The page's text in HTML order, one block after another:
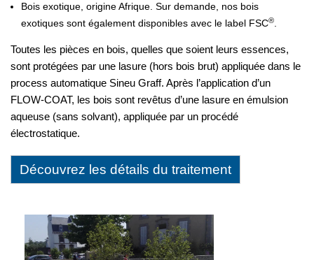
Bois exotique, origine Afrique. Sur demande, nos bois
exotiques sont également disponibles avec le label FSC®
Toutes les pièces en bois, quelles que soient leurs essences,
sont protégées par une lasure (hors bois brut) appliquée dans le
process automatique Sineu Graff. Après l’application d’un
FLOW-COAT, les bois sont revêtus d’une lasure en émulsion
aqueuse (sans solvant), appliquée par un procédé
électrostatique.
Découvrez les détails du traitement